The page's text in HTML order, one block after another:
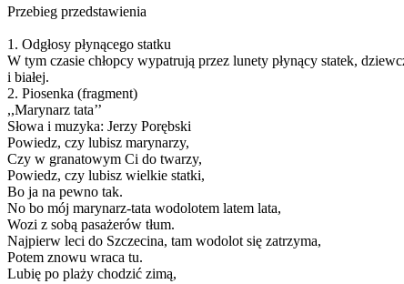
Przebieg przedstawienia
1. Odgłosy płynącego statku
W tym czasie chłopcy wypatrują przez lunety płynący statek,
i białej.
2. Piosenka (fragment)
,,Marynarz tata’’
Słowa i muzyka: Jerzy Porębski
Powiedz, czy lubisz marynarzy,
Czy w granatowym Ci do twarzy,
Powiedz, czy lubisz wielkie statki,
Bo ja na pewno tak.
No bo mój marynarz-tata wodolotem latem lata,
Wozi z sobą pasażerów tłum.
Najpierw leci do Szczecina, tam wodolot się zatrzyma,
Potem znowu wraca tu.
Lubię po plaży chodzić zimą,